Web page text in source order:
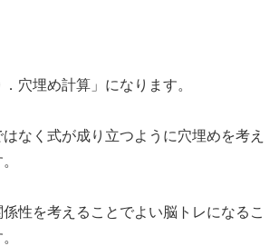
穴埋め計算」になります。
なく式が成り立つように穴埋めを考え
性を考えることでよい脳トレになるこ